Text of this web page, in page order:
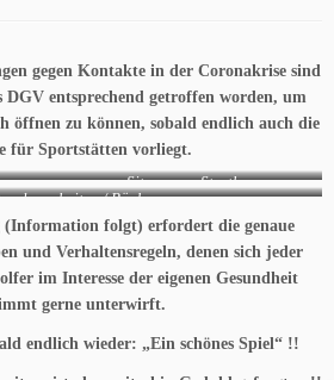
gegen Kontakte in der Coronakrise sind
DGV entsprechend getroffen worden, um
öffnen zu können, sobald endlich auch die
für Sportstätten vorliegt.
Sitzgruppe Starthaus
/ Bänke
(Information folgt) erfordert die genaue
und Verhaltensregeln, denen sich jeder
im Interesse der eigenen Gesundheit
gerne unterwirft.
endlich wieder: „Ein schönes Spiel“ !!